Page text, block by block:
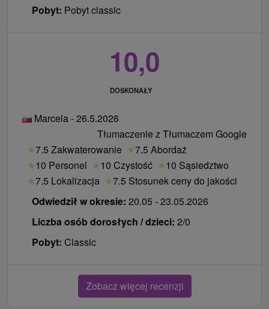
Pobyt: Pobyt classic
10,0
DOSKONAŁY
Marcela - 26.5.2026
Tłumaczenie z Tłumaczem Google
★7.5 Zakwaterowanie ★7.5 Abordaż
★10 Personel ★10 Czystość ★10 Sąsiedztwo
★7.5 Lokalizacja ★7.5 Stosunek ceny do jakości
Odwiedził w okresie: 20.05 - 23.05.2026
Liczba osób dorosłych / dzieci: 2/0
Pobyt: Classic
Zobacz więcej recenzji